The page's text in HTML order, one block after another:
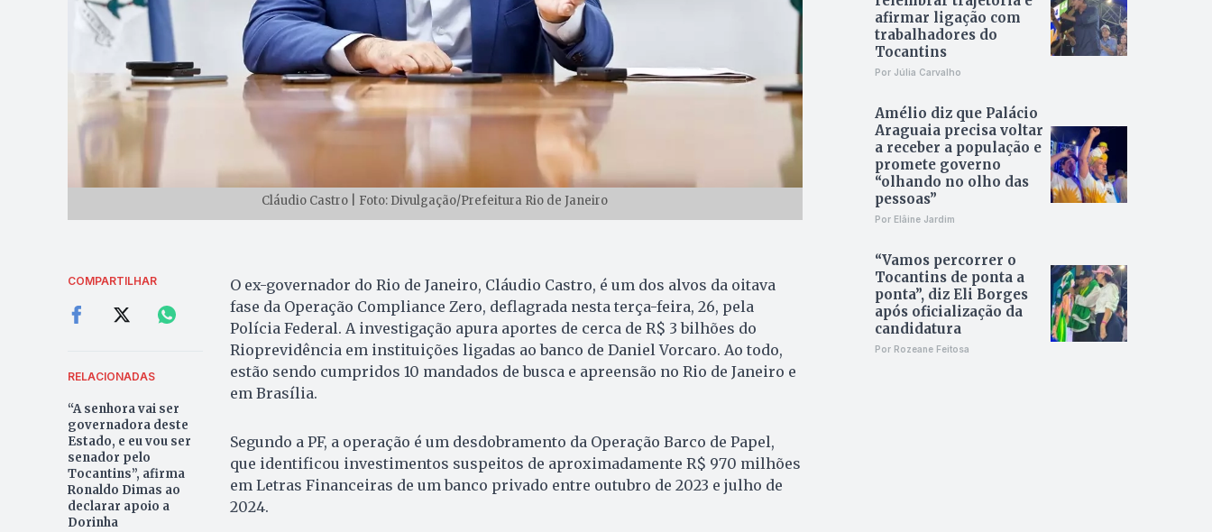
Cláudio Castro | Foto: Divulgação/Prefeitura Rio de Janeiro
COMPARTILHAR
RELACIONADAS
“A senhora vai ser
governadora deste
Estado, e eu vou ser
senador pelo
Tocantins”, afirma
Ronaldo Dimas ao
declarar apoio a
Dorinha
O ex-governador do Rio de Janeiro, Cláudio Castro, é um dos alvos da oitava
fase da Operação Compliance Zero, deflagrada nesta terça-feira, 26, pela
Polícia Federal. A investigação apura aportes de cerca de R$ 3 bilhões do
Rioprevidência em instituições ligadas ao banco de Daniel Vorcaro. Ao todo,
estão sendo cumpridos 10 mandados de busca e apreensão no Rio de Janeiro e
em Brasília.
Segundo a PF, a operação é um desdobramento da Operação Barco de Papel,
que identificou investimentos suspeitos de aproximadamente R$ 970 milhões
em Letras Financeiras de um banco privado entre outubro de 2023 e julho de
2024.
afirmar ligação com
trabalhadores do
Tocantins
Por Júlia Carvalho
Amélio diz que Palácio
Araguaia precisa voltar
a receber a população e
promete governo
“olhando no olho das
pessoas”
Por Elâine Jardim
“Vamos percorrer o
Tocantins de ponta a
ponta”, diz Eli Borges
após oficialização da
candidatura
Por Rozeane Feitosa